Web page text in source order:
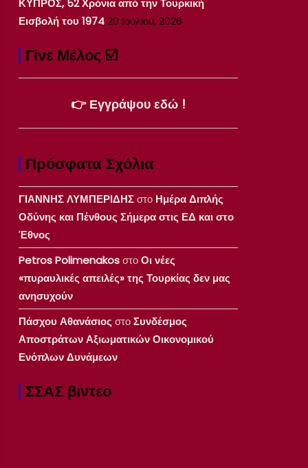
ΚΥΠΡΟΣ, 52 Χρόνια από την Τουρκική
Εισβολή του 197420 Ιουλίου, 2026
Γίνε Μέλος ☑️
👉 Εγγράψου εδώ !
Πρόσφατα Σχόλια
ΓΙΑΝΝΗΣ ΛΥΜΠΕΡΙΔΗΣστο Ημέρα Διπλής
Οδύνης και Πένθους Σήμερα στις ΕΔ και στο
Έθνος
Petros PolimenakosστοΟι νέες
«πυραυλικές απειλές» της Τουρκίας δεν μας
ανησυχούν
Πάσχου Αθανάσιος στοΣυνδέσμος
Αποστράτων Αξιωματικών Οικονομικού
Ενόπλων Δυνάμεων
ΣΣΑΣ βιντεο